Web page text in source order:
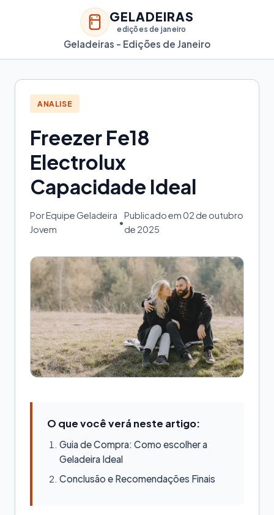
GELADEIRAS
edições de janeiro
Geladeiras - Edições de Janeiro
ANALISE
Freezer Fe18
Electrolux
Capacidade Ideal
Por Equipe Geladeira
Jovem
•
Publicado em 02 de outubro
de 2025
O que você verá neste artigo:
Guia de Compra: Como escolher a
Geladeira Ideal
Conclusão e Recomendações Finais